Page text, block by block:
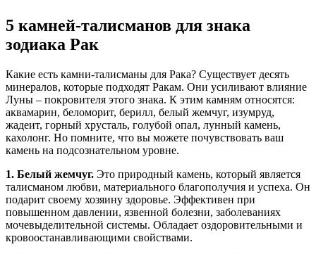
5 камней-талисманов для знака
зодиака Рак
Какие есть камни-талисманы для Рака? Существует десять
минералов, которые подходят Ракам. Они усиливают влияние
Луны – покровителя этого знака. К этим камням относятся:
аквамарин, беломорит, берилл, белый жемчуг, изумруд,
жадеит, горный хрусталь, голубой опал, лунный камень,
кахолонг. Но помните, что вы можете почувствовать ваш
камень на подсознательном уровне.
1. Белый жемчуг. Это природный камень, который является
талисманом любви, материального благополучия и успеха. Он
подарит своему хозяину здоровье. Эффективен при
повышенном давлении, язвенной болезни, заболеваниях
мочевыделительной системы. Обладает оздоровительными и
кровоостанавливающими свойствами.